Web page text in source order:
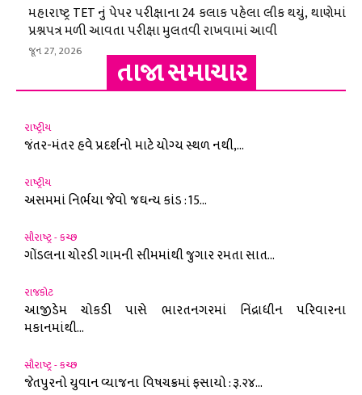
મહારાષ્ટ્ર TET નું પેપર પરીક્ષાના 24 કલાક પહેલા લીક થયું, થાણેમાં
પ્રશ્નપત્ર મળી આવતા પરીક્ષા મુલતવી રાખવામાં આવી
જૂન 27, 2026
તાજા સમાચાર
રાષ્ટ્રીય
જંતર-મંતર હવે પ્રદર્શનો માટે યોગ્ય સ્થળ નથી,...
રાષ્ટ્રીય
અસમમાં નિર્ભયા જેવો જઘન્ય કાંડ : 15...
સૌરાષ્ટ્ર - કચ્છ
ગોંડલના ચોરડી ગામની સીમમાંથી જુગાર રમતા સાત...
રાજકોટ
આજીડેમ ચોકડી પાસે ભારતનગરમાં નિંદ્રાધીન પરિવારના
મકાનમાંથી...
સૌરાષ્ટ્ર - કચ્છ
જેતપુરનો યુવાન વ્યાજના વિષચક્રમાં ફસાયો : રૂ.૨૪...